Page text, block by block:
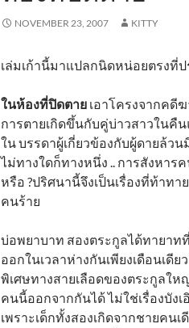
NOVEMBER 23, 2007 KITTY
เล่มเก้านี้มาแปลกนิดหน่อยตรงที่
ในห้องที่ปิดตาย เอาโครงจากคดี
การตายเกิดขึ้นกับคู่บ่าวสาวในคื
ใน บรรดาผู้เกี่ยวข้องกับผู้ดายล้ว
ไม่ทางใดก็ทางหนึ่ง .. การสังหาร
หรือ ?ปริศนานี้จึงเป็นเรื่องที่ท้าท
คนร้าย
บ่อพยาบาท สองตระกูลได้ทายา
ออกในเวลาห่างกันเพียงเดือนเดี
พิเศษทางสายเลือดของตระกูลใ
คนนี้ออกจากกันได้ ไม่ใช่เรื่องบั
เพราะเด็กทั้งสองเกิดจากชายคน